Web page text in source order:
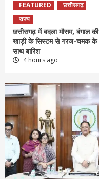
FEATURED
छत्तीसगढ़
राज्य
छत्तीसगढ़ में बदला मौसम, बंगाल की
खाड़ी के सिस्टम से गरज-चमक के
साथ बारिश
4 hours ago